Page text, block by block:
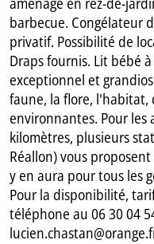
barbecue. Congélateur
privatif. Possibilité de
Draps fournis. Lit bébé
exceptionnel et
faune, la flore, l'habitat,
environnantes. Pour les
kilomètres, plusieurs
Réallon) vous
y en aura pour tous les
Pour la disponibilité,
téléphone au 06 30 04